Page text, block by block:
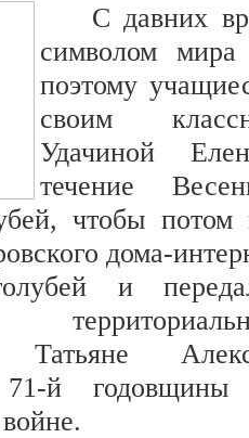
С давних
символом
поэтому
своим
Удачиной
течение
чтобы
дома-
и
Татьяне
71-й